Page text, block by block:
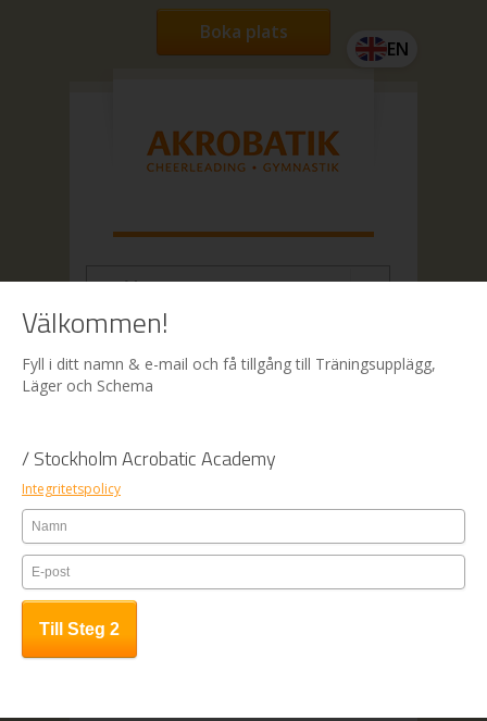
EN
Boka plats
Boka
1. Fyll i anmälningsformuläret
3. All kursinfo sänds till angiven e-
mailadress
OBS! Anmälan är bindande.
Välkommen!
Fyll i ditt namn & e-mail och få tillgång till Träningsupplägg,
Läger och Schema
/ Stockholm Acrobatic Academy
Integritetspolicy